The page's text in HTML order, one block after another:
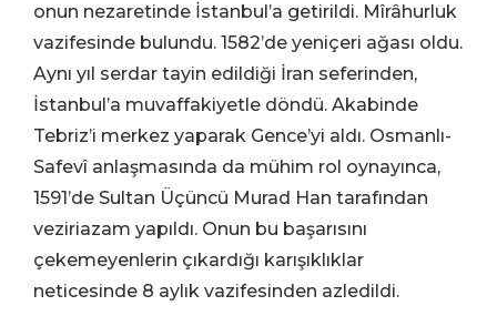
onun nezaretinde İstanbul’a getirildi. Mîrâhurluk
vazifesinde bulundu. 1582’de yeniçeri ağası oldu.
Aynı yıl serdar tayin edildiği İran seferinden,
İstanbul’a muvaffakiyetle döndü. Akabinde
Tebriz’i merkez yaparak Gence’yi aldı. Osmanlı-
Safevî anlaşmasında da mühim rol oynayınca,
1591’de Sultan Üçüncü Murad Han tarafından
veziriazam yapıldı. Onun bu başarısını
çekemeyenlerin çıkardığı karışıklıklar
neticesinde 8 aylık vazifesinden azledildi.